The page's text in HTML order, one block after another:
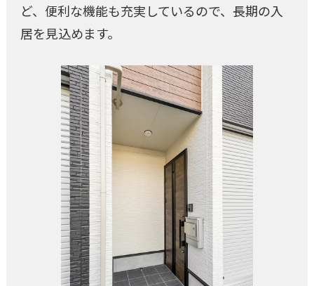
ど、便利な機能も充実しているので、長期の入
居を見込めます。